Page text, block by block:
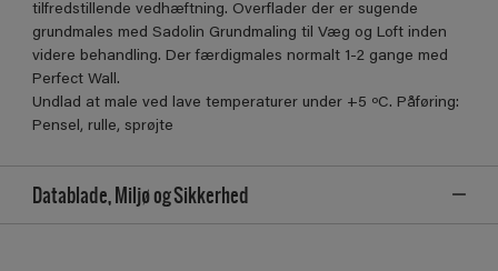
tilfredstillende vedhæftning. Overflader der er sugende
grundmales med Sadolin Grundmaling til Væg og Loft inden
videre behandling. Der færdigmales normalt 1-2 gange med
Perfect Wall.
Undlad at male ved lave temperaturer under +5 ºC. Påføring:
Pensel, rulle, sprøjte
Datablade, Miljø og Sikkerhed